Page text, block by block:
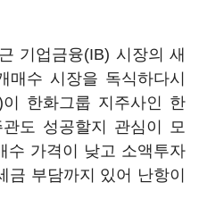
기업금융(IB) 시장의 새
수 시장을 독식하다시
이 한화그룹 지주사인 한
도 성공할지 관심이 모
수 가격이 낮고 소액투자
부담까지 있어 난항이